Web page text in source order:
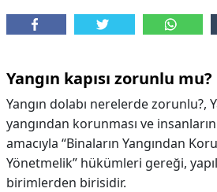
Yangın kapısı zorunlu mu?
Yangın dolabı nerelerde zorunlu?,
yangından korunması ve
amacıyla “Binaların Yangından
Yönetmelik” hükümleri gereği,
birimlerden birisidir.